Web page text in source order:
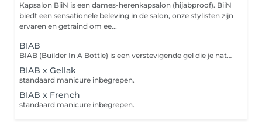
Kapsalon BiiN is een dames-herenkapsalon (hijabproof). BiiN
biedt een sensationele beleving in de salon, onze stylisten zijn
ervaren en getraind om ee...
BIAB
BIAB (Builder In A Bottle) is een verstevigende gel die je natuurlijke nagels helpt groeien en beschermt tegen scheuren of breken. standaard manicure inbegrepen.
BIAB x Gellak
standaard manicure inbegrepen.
BIAB x French
standaard manicure inbegrepen.